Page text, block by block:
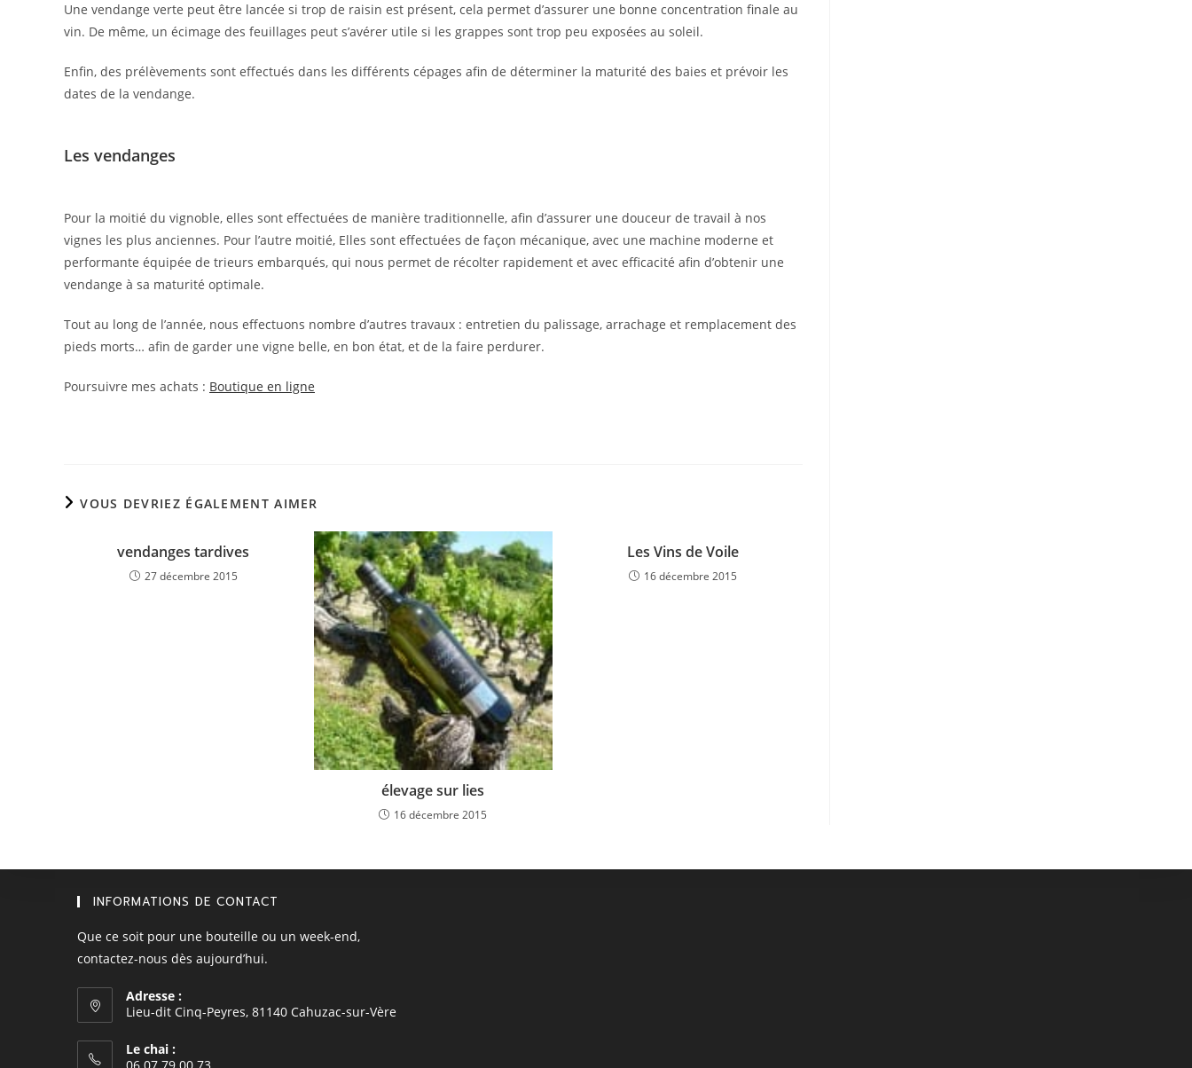
Une vendange verte peut être lancée si trop de raisin est présent, cela permet d’assurer une bonne concentration finale au
vin. De même, un écimage des feuillages peut s’avérer utile si les grappes sont trop peu exposées au soleil.
Enfin, des prélèvements sont effectués dans les différents cépages afin de déterminer la maturité des baies et prévoir les
dates de la vendange.
Les vendanges
Pour la moitié du vignoble, elles sont effectuées de manière traditionnelle, afin d’assurer une douceur de travail à nos
vignes les plus anciennes. Pour l’autre moitié, Elles sont effectuées de façon mécanique, avec une machine moderne et
performante équipée de trieurs embarqués, qui nous permet de récolter rapidement et avec efficacité afin d’obtenir une
vendange à sa maturité optimale.
Tout au long de l’année, nous effectuons nombre d’autres travaux : entretien du palissage, arrachage et remplacement des
pieds morts… afin de garder une vigne belle, en bon état, et de la faire perdurer.
Poursuivre mes achats : Boutique en ligne
VOUS DEVRIEZ ÉGALEMENT AIMER
vendanges tardives
27 décembre 2015
élevage sur lies
16 décembre 2015
Les Vins de Voile
16 décembre 2015
INFORMATIONS DE CONTACT
Que ce soit pour une bouteille ou un week-end,
contactez-nous dès aujourd’hui.
Adresse :
Lieu-dit Cinq-Peyres, 81140 Cahuzac-sur-Vère
Le chai :